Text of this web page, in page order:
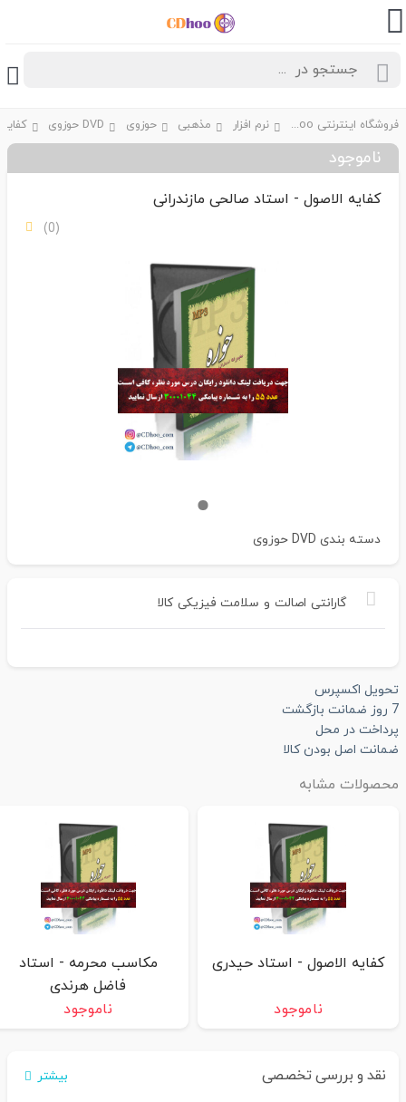
فروشگاه اینترنتی CDhoo نرم افزار مذهبی حوزوی DVD حوزوی
ناموجود
کفایه الاصول - استاد صالحی مازندرانی
(0)
دسته بندی DVD حوزوی
گارانتی اصالت و سلامت فیزیکی کالا
تحویل اکسپرس
7 روز ضمانت بازگشت
پرداخت در محل
ضمانت اصل بودن کالا
محصولات مشابه
کفایه الاصول - استاد حیدری
ناموجود
مکاسب محرمه - استاد
فاضل هرندی
ناموجود
نقد و بررسی تخصصی بیشتر